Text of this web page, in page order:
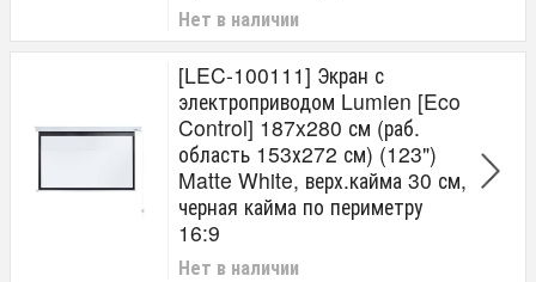
Нет в наличии
[LEC-100111] Экран с
электроприводом Lumien [Eco
Control] 187x280 см (раб.
область 153х272 см) (123")
Matte White, верх.кайма 30 см,
черная кайма по периметру
16:9
Нет в наличии